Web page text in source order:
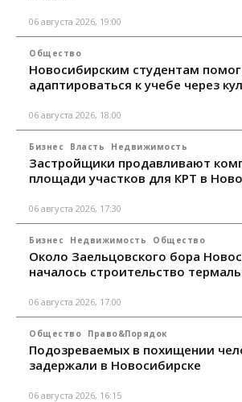
06 августа 2026, 19:00
Общество
Новосибирским студентам
адаптироваться к учебе через
06 августа 2026, 18:00
Бизнес Власть Недвижимость
Застройщики продавливают
площади участков для КРТ в
06 августа 2026, 17:30
Бизнес Недвижимость Общество
Около Заельцовского бора
началось строительство
06 августа 2026, 17:00
Общество Право&Порядок
Подозреваемых в похищении
задержали в Новосибирске
06 августа 2026, 16:15